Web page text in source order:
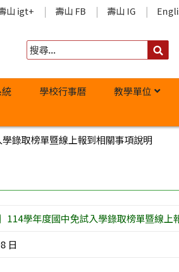
山 igt+ 壽山 FB 壽山 IG
搜
學校行事曆 教學單位
錄取榜單暨線上報到相關事項說明
114學年度國中免試入學錄取榜單暨線上
日